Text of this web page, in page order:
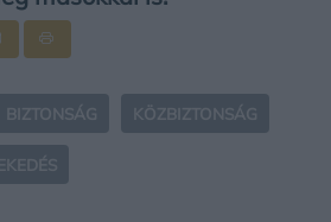
BIZTONSÁG KÖZBIZTONSÁG